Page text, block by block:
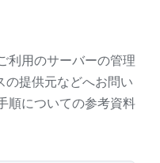
利用のサーバーの管理
の提供元などへお問い
順についての参考資料